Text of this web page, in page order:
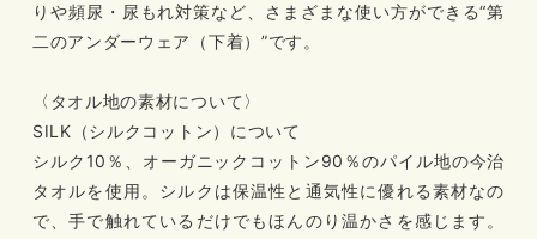
りや頻尿・尿もれ対策など、さまざまな使い方ができる“第
二のアンダーウェア（下着）”です。
〈タオル地の素材について〉
SILK（シルクコットン）について
シルク10％、オーガニックコットン90％のパイル地の今治
タオルを使用。シルクは保温性と通気性に優れる素材なの
で、手で触れているだけでもほんのり温かさを感じます。